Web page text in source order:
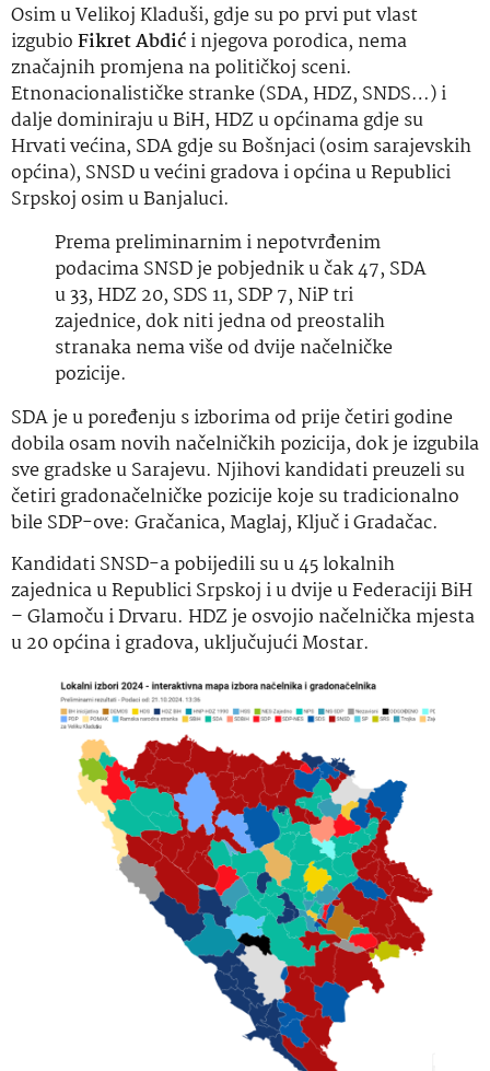
Osim u Velikoj Kladuši, gdje su po prvi put vlast
izgubioFikret Abdići njegova porodica, nema
značajnih promjena na političkoj sceni.
Etnonacionalističke stranke (SDA, HDZ, SNDS…) i
dalje dominiraju u BiH, HDZ u općinama gdje su
Hrvati većina, SDA gdje su Bošnjaci (osim sarajevskih
općina), SNSD u većini gradova i općina u Republici
Srpskoj osim u Banjaluci.
Prema preliminarnim i nepotvrđenim
podacima SNSD je pobjednik u čak 47, SDA
u 33, HDZ 20, SDS 11, SDP 7, NiP tri
zajednice, dok niti jedna od preostalih
stranaka nema više od dvije načelničke
pozicije.
SDA je u poređenju s izborima od prije četiri godine
dobila osam novih načelničkih pozicija, dok je izgubila
sve gradske u Sarajevu. Njihovi kandidati preuzeli su
četiri gradonačelničke pozicije koje su tradicionalno
bile SDP-ove: Gračanica, Maglaj, Ključ i Gradačac.
Kandidati SNSD-a pobijedili su u 45 lokalnih
zajednica u Republici Srpskoj i u dvije u Federaciji BiH
– Glamoču i Drvaru. HDZ je osvojio načelnička mjesta
u 20 općina i gradova, uključujući Mostar.